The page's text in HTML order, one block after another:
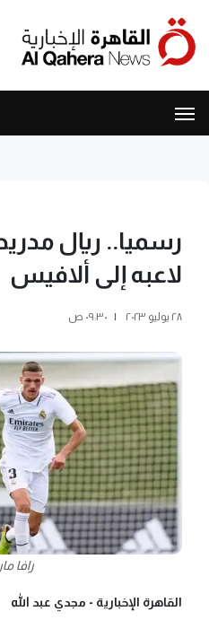
رسميا.. ريال
لاعبه إلى ألافيس
٢٨ يوليو ٢٠٢٣ | ٠٩:٣٠ ص
رافا
القاهرة الإخبارية - مجدي عبد الله